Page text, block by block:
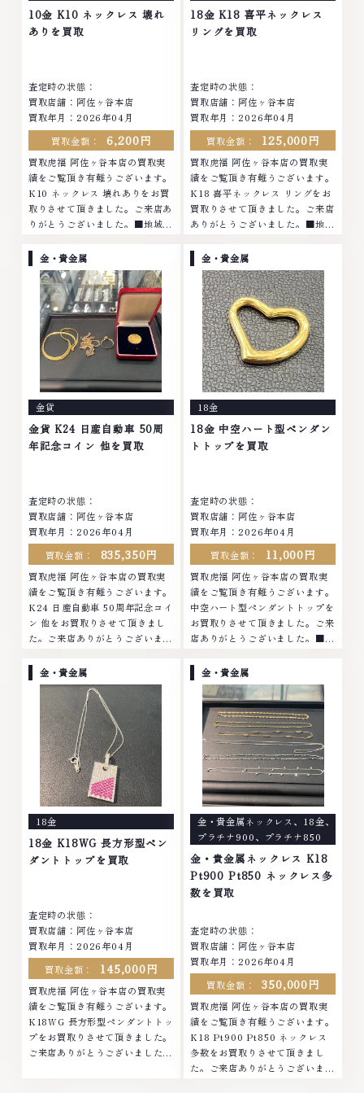
他店ではお値段の付かなかったお
品物でも、一点一点丁寧に無料で
中無休
品物でも、一点一点丁寧に無料で
査定します。お気軽にご連絡くだ
10金 K10 ネックレス 壊れ
ありを買取
査定時の状態：
買取店舗：阿佐ヶ谷本店
買取年月：2026年04月
買取金額：
6,200円
買取虎福 阿佐ヶ谷本店の買取実
績をご覧頂き有難うございます。
K10 ネックレス 壊れありをお買
取りさせて頂きました。ご来店あ
りがとうございました。■地域買
モンド ブランド品 ブランド衣類
お酒買取りのことなら、お任せく
ださいなかでも金・プラチナ等の
アクセサリー・貴金属・宝石・ダ
イヤモンド・ジュエリーや ブラ
ンド品・時計等は特に自信を持っ
て、高額査定を実現しておりま
す。 古くて使わなくなってしま
ったアクセサリー、動かなくなっ
てしまった腕時計、多くのお品物
の高価買取りを実現しており、他
店ではお値段の付かなかったお品
物でも、一点一点丁寧に無料で査
無休
18金 K18 喜平ネックレス
リングを買取
査定時の状態：
買取店舗：阿佐ヶ谷本店
買取年月：2026年04月
買取金額：
125,000円
買取虎福 阿佐ヶ谷本店の買取実
績をご覧頂き有難うございます。
K18 喜平ネックレス リングをお
買取りさせて頂きました。ご来店
ありがとうございました。■地域
ヤモンド ブランド品 ブランド衣
類 お酒買取りのことなら、お任
せくださいなかでも金・プラチナ
等のアクセサリー・貴金属・宝
石・ダイヤモンド・ジュエリーや
ブランド品・時計等は特に自信を
持って、高額査定を実現しており
ます。 古くて使わなくなってし
まったアクセサリー、動かなくな
ってしまった腕時計、多くのお品
物の高価買取りを実現しており、
他店ではお値段の付かなかったお
品物でも、一点一点丁寧に無料で
中無休
金・貴金属
金貨
金貨 K24 日産自動車 50周
年記念コイン 他を買取
査定時の状態：
買取店舗：阿佐ヶ谷本店
買取年月：2026年04月
買取金額：
835,350円
買取虎福 阿佐ヶ谷本店の買取実
績をご覧頂き有難うございます。
K24 日産自動車 50周年記念コイ
ン 他をお買取りさせて頂きまし
た。ご来店ありがとうございまし
ラチナ ダイヤモンド ブランド品
ブランド衣類 お酒買取りのこと
なら、お任せくださいなかでも
金・プラチナ等のアクセサリー・
貴金属・宝石・ダイヤモンド・ジ
ュエリーや ブランド品・時計等
は特に自信を持って、高額査定を
実現しております。 古くて使わ
なくなってしまったアクセサリ
ー、動かなくなってしまった腕時
計、多くのお品物の高価買取りを
実現しており、他店ではお値段の
付かなかったお品物でも、一点一
～19:00定休日: 年中無休
金・貴金属
18金
18金 中空ハート型ペンダン
トトップを買取
査定時の状態：
買取店舗：阿佐ヶ谷本店
買取年月：2026年04月
買取金額：
11,000円
買取虎福 阿佐ヶ谷本店の買取実
績をご覧頂き有難うございます。
中空ハート型ペンダントトップを
お買取りさせて頂きました。ご来
店ありがとうございました。■地
イヤモンド ブランド品 ブランド
衣類 お酒買取りのことなら、お
任せくださいなかでも金・プラチ
ナ等のアクセサリー・貴金属・宝
石・ダイヤモンド・ジュエリーや
ブランド品・時計等は特に自信を
持って、高額査定を実現しており
ます。 古くて使わなくなってし
まったアクセサリー、動かなくな
ってしまった腕時計、多くのお品
物の高価買取りを実現しており、
他店ではお値段の付かなかったお
品物でも、一点一点丁寧に無料で
査定します。お気軽にご連絡くだ
さい。TEL: 0120-959-764営
業時間: 10:00～19:00定休日: 年
金・貴金属
18金
18金 K18WG 長方形型ペン
ダントトップを買取
査定時の状態：
買取店舗：阿佐ヶ谷本店
買取年月：2026年04月
買取金額：
145,000円
買取虎福 阿佐ヶ谷本店の買取実
績をご覧頂き有難うございます。
K18WG 長方形型ペンダントトッ
プをお買取りさせて頂きました。
ご来店ありがとうございました。
金・貴金属
金・貴金属ネックレス 、 18金、
プラチナ900、 プラチナ850
金・貴金属ネックレス K18
Pt900 Pt850 ネックレス多
数を買取
査定時の状態：
買取店舗：阿佐ヶ谷本店
買取年月：2026年04月
買取金額：
350,000円
買取虎福 阿佐ヶ谷本店の買取実
績をご覧頂き有難うございます。
K18 Pt900 Pt850 ネックレス
多数をお買取りさせて頂きまし
た。ご来店ありがとうございまし